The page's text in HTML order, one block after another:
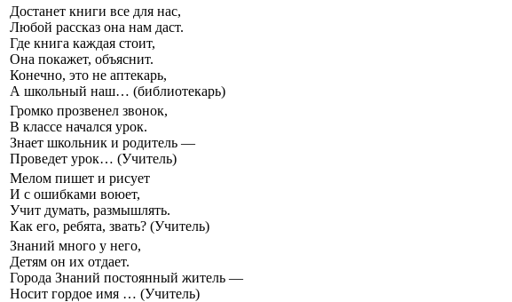
Достанет книги все для нас,
Любой рассказ она нам даст.
Где книга каждая стоит,
Она покажет, объяснит.
Конечно, это не аптекарь,
А школьный наш… (библиотекарь)
Громко прозвенел звонок,
В классе начался урок.
Знает школьник и родитель —
Проведет урок… (Учитель)
Мелом пишет и рисует
И с ошибками воюет,
Учит думать, размышлять.
Как его, ребята, звать? (Учитель)
Знаний много у него,
Детям он их отдает.
Города Знаний постоянный житель —
Носит гордое имя … (Учитель)